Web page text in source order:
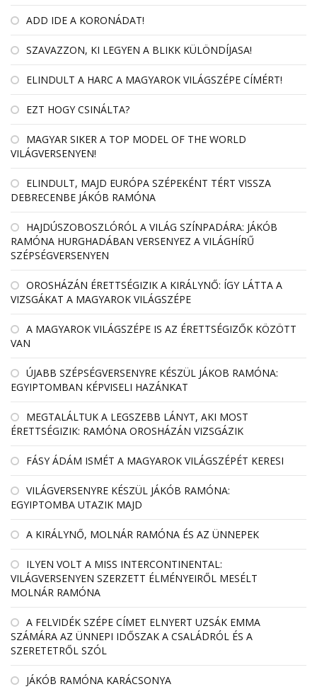
ADD IDE A KORONÁDAT!
SZAVAZZON, KI LEGYEN A BLIKK KÜLÖNDÍJASA!
ELINDULT A HARC A MAGYAROK VILÁGSZÉPE CÍMÉRT!
EZT HOGY CSINÁLTA?
MAGYAR SIKER A TOP MODEL OF THE WORLD
VILÁGVERSENYEN!
ELINDULT, MAJD EURÓPA SZÉPEKÉNT TÉRT VISSZA
DEBRECENBE JÁKÓB RAMÓNA
HAJDÚSZOBOSZLÓRÓL A VILÁG SZÍNPADÁRA: JÁKÓB
RAMÓNA HURGHADÁBAN VERSENYEZ A VILÁGHÍRŰ
SZÉPSÉGVERSENYEN
OROSHÁZÁN ÉRETTSÉGIZIK A KIRÁLYNŐ: ÍGY LÁTTA A
VIZSGÁKAT A MAGYAROK VILÁGSZÉPE
A MAGYAROK VILÁGSZÉPE IS AZ ÉRETTSÉGIZŐK KÖZÖTT
VAN
ÚJABB SZÉPSÉGVERSENYRE KÉSZÜL JÁKOB RAMÓNA:
EGYIPTOMBAN KÉPVISELI HAZÁNKAT
MEGTALÁLTUK A LEGSZEBB LÁNYT, AKI MOST
ÉRETTSÉGIZIK: RAMÓNA OROSHÁZÁN VIZSGÁZIK
FÁSY ÁDÁM ISMÉT A MAGYAROK VILÁGSZÉPÉT KERESI
VILÁGVERSENYRE KÉSZÜL JÁKÓB RAMÓNA:
EGYIPTOMBA UTAZIK MAJD
A KIRÁLYNŐ, MOLNÁR RAMÓNA ÉS AZ ÜNNEPEK
ILYEN VOLT A MISS INTERCONTINENTAL:
VILÁGVERSENYEN SZERZETT ÉLMÉNYEIRŐL MESÉLT
MOLNÁR RAMÓNA
A FELVIDÉK SZÉPE CÍMET ELNYERT UZSÁK EMMA
SZÁMÁRA AZ ÜNNEPI IDŐSZAK A CSALÁDRÓL ÉS A
SZERETETRŐL SZÓL
JÁKÓB RAMÓNA KARÁCSONYA